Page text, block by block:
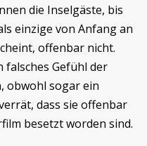
die Inselgäste, bis
einzige von Anfang an
offenbar nicht.
falsches Gefühl der
obwohl sogar ein
dass sie offenbar
besetzt worden sind.